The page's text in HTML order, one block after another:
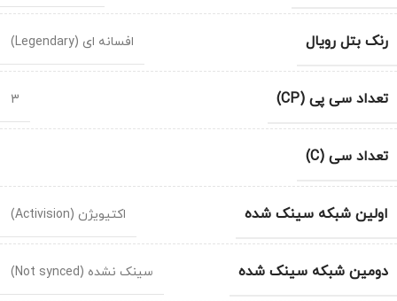
رنک بتل رویال افسانه ای (Legendary)
تعداد سی پی (CP) 3
تعداد سی (C)
اولین شبکه سینک شده اکتیویژن (Activision)
دومین شبکه سینک شده سینک نشده (Not synced)